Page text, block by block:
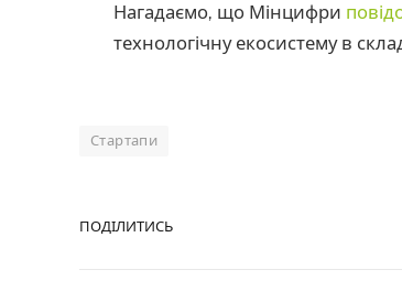
Нагадаємо, що Мінцифри
технологічну екосистему в
Стартапи
ПОДІЛИТИСЬ